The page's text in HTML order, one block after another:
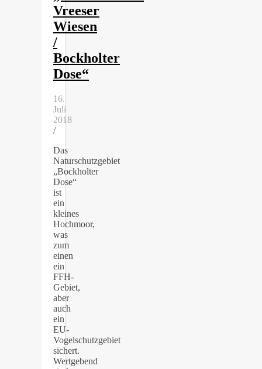
Vreeser
Wiesen
/
Bockholter
Dose“
16.
Juli
2018
/
Das
Naturschutzgebiet
„Bockholter
Dose“
ist
ein
kleines
Hochmoor,
was
zum
einen
ein
FFH-
Gebiet,
aber
auch
ein
EU-
Vogelschutzgebiet
sichert.
Wertgebend